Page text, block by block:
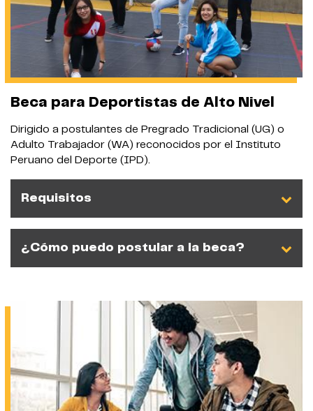
Beca para Deportistas de Alto Nivel
Dirigido a postulantes de Pregrado Tradicional (UG) o
Adulto Trabajador (WA) reconocidos por el Instituto
Peruano del Deporte (IPD).
Requisitos
¿Cómo puedo postular a la beca?